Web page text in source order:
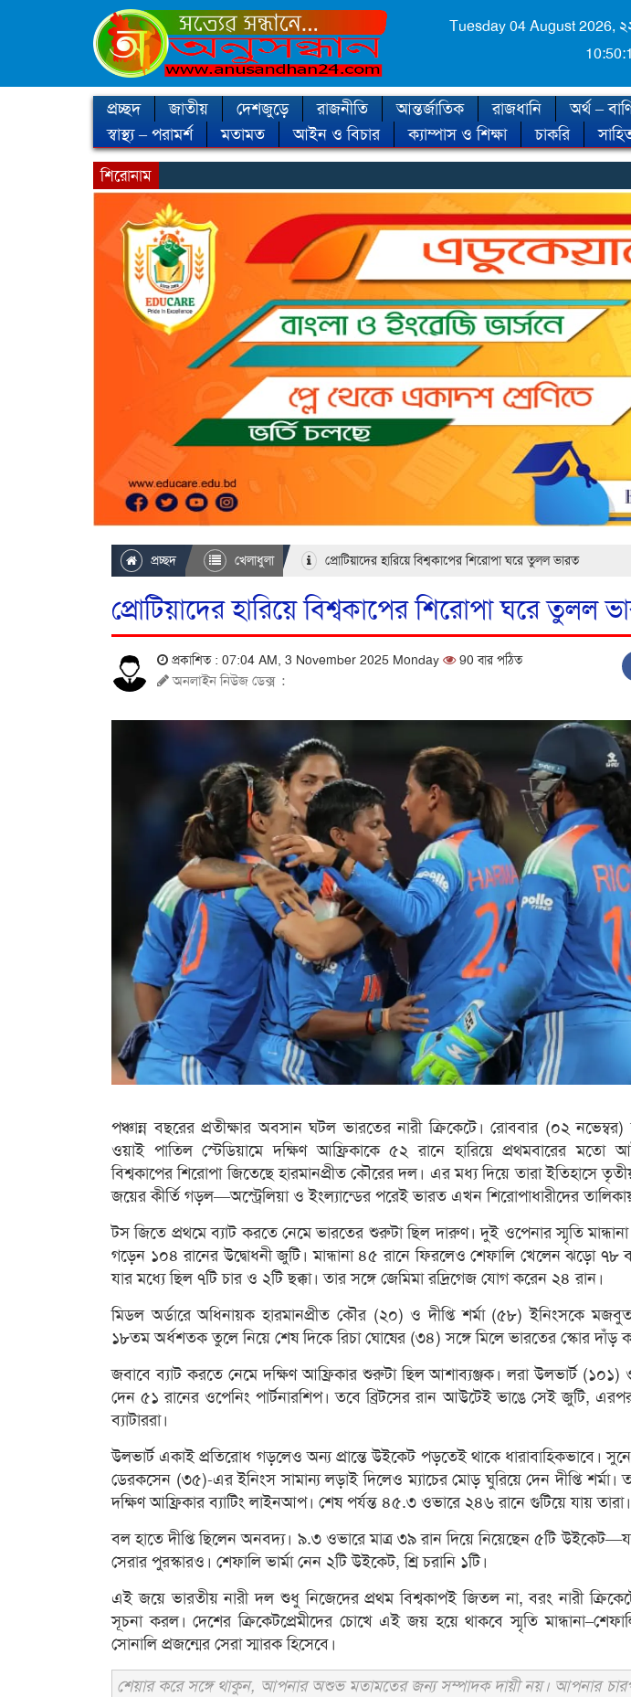
Tuesday 04 August 2026,
প্রচ্ছদ জাতীয় দেশজুড়ে রাজনীতি আন্তর্জাতিক রাজধানি অর্থ –
স্বাস্থ্য – পরামর্শ
মতামত আইন ও বিচার ক্যাম্পাস ও শিক্ষা চাকরি
শিরোনাম
প্রচ্ছদ খেলাধুলা প্রোটিয়াদের হারিয়ে বিশ্বকাপের শিরোপা ঘরে তুলল ভারত
প্রোটিয়াদের হারিয়ে বিশ্বকাপের শিরোপা ঘরে তুলল
প্রকাশিত : 07:04 AM, 3 November 2025 Monday 90 বার পঠিত
অনলাইন নিউজ ডেক্স :
পঞ্চান্ন বছরের প্রতীক্ষার অবসান ঘটল ভারতের নারী ক্রিকেটে। রোববার (০২ নভেম্বর)
ওয়াই পাতিল স্টেডিয়ামে দক্ষিণ আফ্রিকাকে ৫২ রানে হারিয়ে প্রথমবারের মতো
বিশ্বকাপের শিরোপা জিতেছে হারমানপ্রীত কৌরের দল। এর মধ্য দিয়ে তারা ইতিহাসে
জয়ের কীর্তি গড়ল—অস্ট্রেলিয়া ও ইংল্যান্ডের পরেই ভারত এখন শিরোপাধারীদের
টস জিতে প্রথমে ব্যাট করতে নেমে ভারতের শুরুটা ছিল দারুণ। দুই ওপেনার স্মৃতি মান্ধানা
গড়েন ১০৪ রানের উদ্বোধনী জুটি। মান্ধানা ৪৫ রানে ফিরলেও শেফালি খেলেন ঝড়ো ৭৮
যার মধ্যে ছিল ৭টি চার ও ২টি ছক্কা। তার সঙ্গে জেমিমা রদ্রিগেজ যোগ করেন ২৪ রান।
মিডল অর্ডারে অধিনায়ক হারমানপ্রীত কৌর (২০) ও দীপ্তি শর্মা (৫৮) ইনিংসকে
১৮তম অর্ধশতক তুলে নিয়ে শেষ দিকে রিচা ঘোষের (৩৪) সঙ্গে মিলে ভারতের স্কোর দাঁড়
জবাবে ব্যাট করতে নেমে দক্ষিণ আফ্রিকার শুরুটা ছিল আশাব্যঞ্জক। লরা উলভার্ট (১০১)
দেন ৫১ রানের ওপেনিং পার্টনারশিপ। তবে ব্রিটসের রান আউটেই ভাঙে সেই জুটি,
ব্যাটাররা।
উলভার্ট একাই প্রতিরোধ গড়লেও অন্য প্রান্তে উইকেট পড়তেই থাকে ধারাবাহিকভাবে।
ডেরকসেন (৩৫)-এর ইনিংস সামান্য লড়াই দিলেও ম্যাচের মোড় ঘুরিয়ে দেন দীপ্তি শর্মা।
দক্ষিণ আফ্রিকার ব্যাটিং লাইনআপ। শেষ পর্যন্ত ৪৫.৩ ওভারে ২৪৬ রানে গুটিয়ে যায় তারা।
বল হাতে দীপ্তি ছিলেন অনবদ্য। ৯.৩ ওভারে মাত্র ৩৯ রান দিয়ে নিয়েছেন ৫টি
সেরার পুরস্কারও। শেফালি ভার্মা নেন ২টি উইকেট, শ্রি চরানি ১টি।
এই জয়ে ভারতীয় নারী দল শুধু নিজেদের প্রথম বিশ্বকাপই জিতল না, বরং নারী
সূচনা করল। দেশের ক্রিকেটপ্রেমীদের চোখে এই জয় হয়ে থাকবে স্মৃতি মান্ধানা–শেফালি
সোনালি প্রজন্মের সেরা স্মারক হিসেবে।
শেয়ার করে সঙ্গে থাকুন, আপনার অশুভ মতামতের জন্য সম্পাদক দায়ী নয়। আপনার